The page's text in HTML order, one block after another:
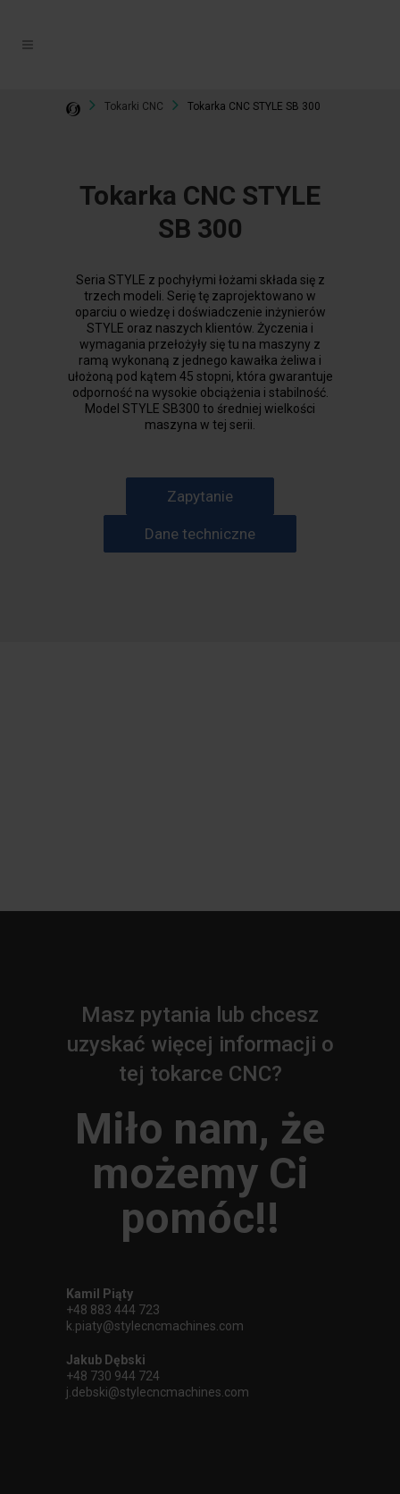
Tokarki CNC Tokarka CNC STYLE SB 300
Tokarka CNC STYLE
SB 300
Seria STYLE z pochyłymi łożami składa się z
trzech modeli. Serię tę zaprojektowano w
oparciu o wiedzę i doświadczenie inżynierów
STYLE oraz naszych klientów. Życzenia i
wymagania przełożyły się tu na maszyny z
ramą wykonaną z jednego kawałka żeliwa i
ułożoną pod kątem 45 stopni, która gwarantuje
odporność na wysokie obciążenia i stabilność.
Model STYLE SB300 to średniej wielkości
maszyna w tej serii.
Zapytanie
Dane techniczne
Masz pytania lub chcesz
uzyskać więcej informacji o
tej tokarce CNC?
Miło nam, że
możemy Ci
pomóc!!
Kamil Piąty
+48 883 444 723
k.piaty@stylecncmachines.com
Jakub Dębski
+48 730 944 724
j.debski@stylecncmachines.com